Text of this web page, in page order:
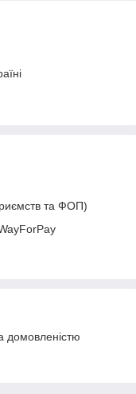
та ФОП)
домовленістю